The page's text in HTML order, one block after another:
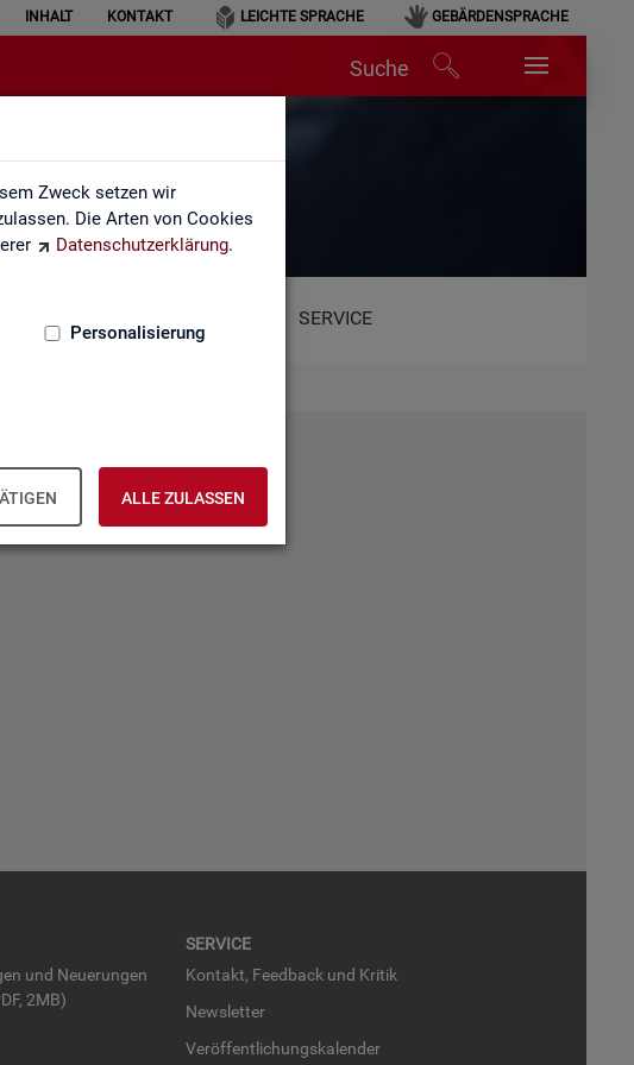
Zweck setzen wir
Die Arten von Cookies
Datenschutzerklärung.
Personalisierung
ALLE ZULASSEN
INHALT KONTAKT LEICHTE SPRACHE GEBÄRDENSPRACHE
Suche
SERVICE
und Neue­run­gen
2MB)
SER­VICE
Kon­takt, Feed­back und Kri­tik
News­let­ter
Ver­öf­fent­li­chungs­ka­len­der